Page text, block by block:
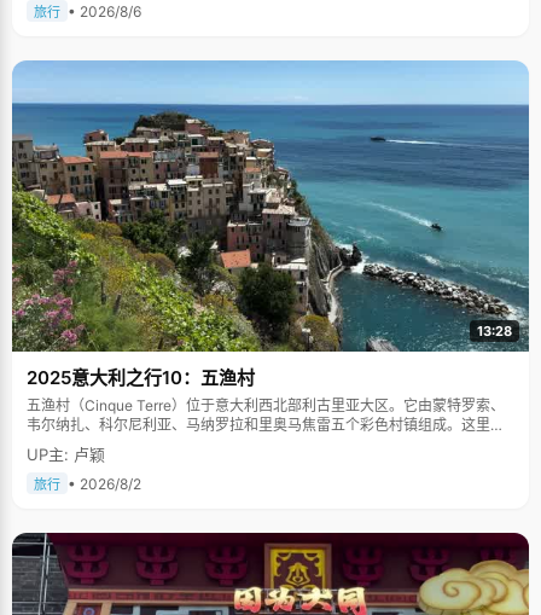
旅行 • 2026/8/6
13:28
2025意大利之行10：五渔村
五渔村（Cinque Terre）位于意大利西北部利古里亚大区。它由蒙特罗索、
韦尔纳扎、科尔尼利亚、马纳罗拉和里奥马焦雷五个彩色村镇组成。这里依
山傍海，房屋色彩斑斓，1997年被列为世界文化遗产。
UP主: 卢颖
旅行 • 2026/8/2